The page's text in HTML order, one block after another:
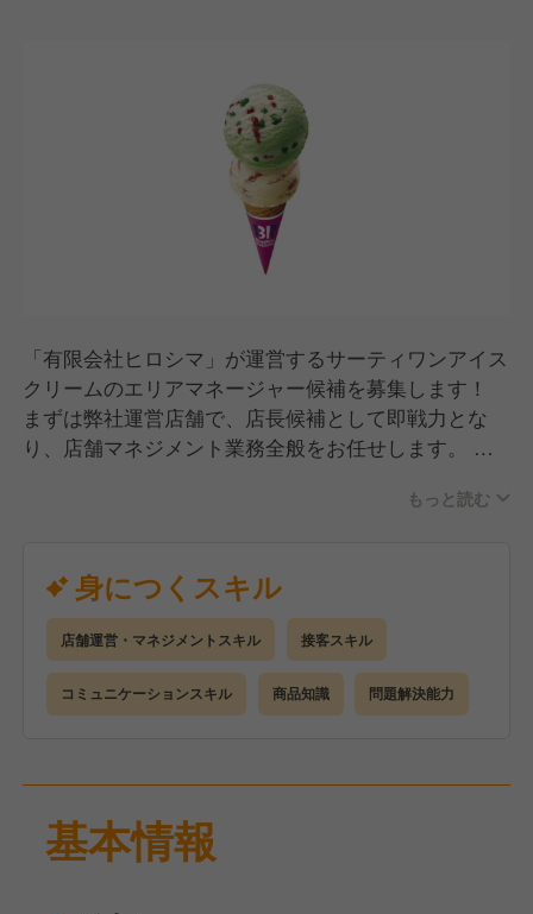
「有限会社ヒロシマ」が運営するサーティワンアイス
クリームのエリアマネージャー候補を募集します！
まずは弊社運営店舗で、店長候補として即戦力とな
り、店舗マネジメント業務全般をお任せします。
■ 店舗清掃・修繕維持管理
■ スタッフコミュニケーション、シフト作成
■ スタッフのスキルアップ・教育
■ 採用活動（募集掲出、受付、面接など）
■ SC事務所や近隣店舗との連携
ス感覚を持つ「コミュニケーション力」です。
もっと読む
身につくスキル
店舗運営・マネジメントスキル 接客スキル
コミュニケーションスキル 商品知識 問題解決能力
基本情報